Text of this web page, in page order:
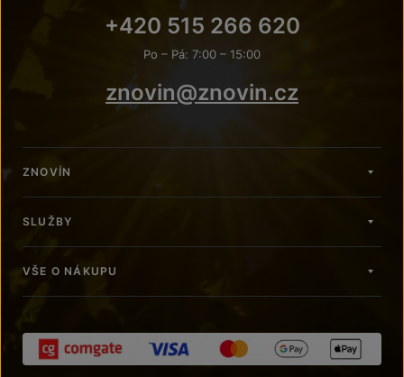
+420 515 266 620
Po – Pá: 7:00 – 15:00
znovin@znovin.cz
ZNOVÍN
SLUŽBY
VŠE O NÁKUPU